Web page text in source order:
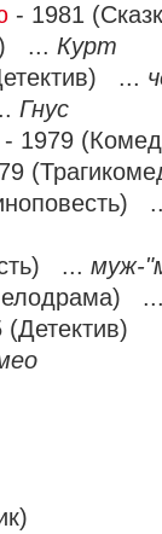
- 1981
... Курт
...
Гнус
- 1979
... муж-
(Детектив)